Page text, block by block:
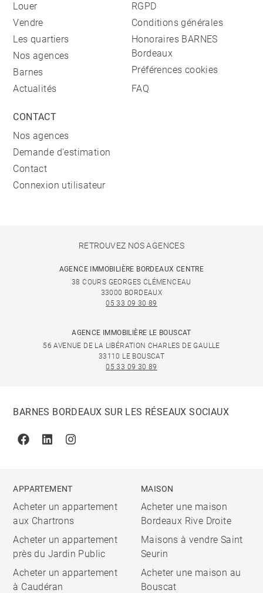
Louer
Vendre
Les quartiers
Nos agences
Barnes
Actualités
RGPD
Conditions générales
Honoraires BARNES
Bordeaux
Préférences cookies
FAQ
CONTACT
Nos agences
Demande d'estimation
Contact
Connexion utilisateur
RETROUVEZ NOS AGENCES
AGENCE IMMOBILIÈRE BORDEAUX CENTRE
38 COURS GEORGES CLÉMENCEAU
33000 BORDEAUX
05 33 09 30 89
AGENCE IMMOBILIÈRE LE BOUSCAT
56 AVENUE DE LA LIBÉRATION CHARLES DE GAULLE
33110 LE BOUSCAT
05 33 09 30 89
BARNES BORDEAUX SUR LES RÉSEAUX SOCIAUX
FacebookLinkedinInstagram
APPARTEMENT
Acheter un appartement
aux Chartrons
Acheter un appartement
près du Jardin Public
Acheter un appartement
à Caudéran
MAISON
Acheter une maison
Bordeaux Rive Droite
Maisons à vendre Saint
Seurin
Acheter une maison au
Bouscat